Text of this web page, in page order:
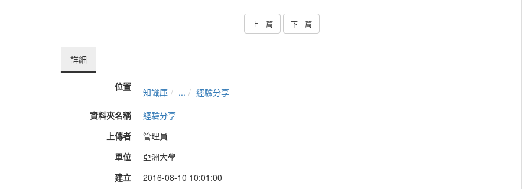
上一篇 下一篇
詳細
位置 知識庫 ...
經驗分享
資料夾名稱
經驗分享
上傳者
管理員
單位
亞洲大學
建立
2016-08-10 10:01:00